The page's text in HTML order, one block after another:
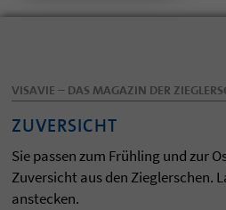
VISAVIE – DAS MAGAZIN DER
ZUVERSICHT
Sie passen zum Frühling und zur
Zuversicht aus den Zieglerschen.
anstecken.